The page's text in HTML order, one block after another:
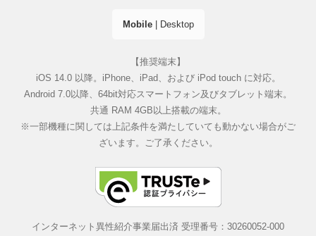
Mobile| Desktop
【推奨端末】
iOS 14.0 以降。iPhone、iPad、および iPod touch に対応。
Android 7.0以降、64bit対応スマートフォン及びタブレット端末。
共通 RAM 4GB以上搭載の端末。
※一部機種に関しては上記条件を満たしていても動かない場合がご
ざいます。ご了承ください。
インターネット異性紹介事業届出済 受理番号：30260052-000